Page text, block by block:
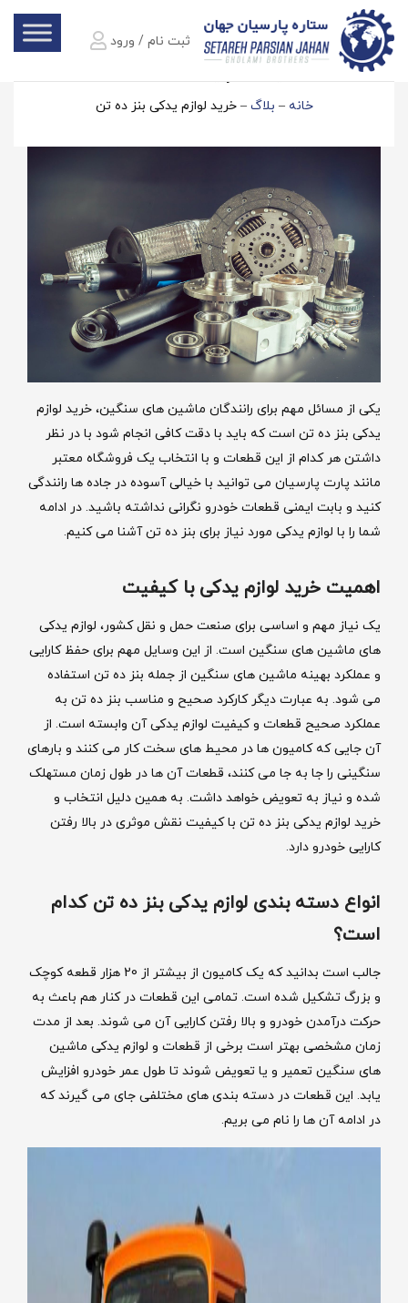
ثبت نام / ورود
خانه – بلاگ –خرید لوازم یدکی بنز ده تن
یکی از مسائل مهم برای رانندگان ماشین های سنگین، خرید لوازم
یدکی بنز ده تن است که باید با دقت کافی انجام شود با در نظر
داشتن هر کدام از این قطعات و با انتخاب یک فروشگاه معتبر
مانند پارت پارسیان می توانید با خیالی آسوده در جاده ها رانندگی
کنید و بابت ایمنی قطعات خودرو نگرانی نداشته باشید. در ادامه
شما را با لوازم یدکی مورد نیاز برای بنز ده تن آشنا می کنیم.
اهمیت خرید لوازم یدکی با کیفیت
یک نیاز مهم و اساسی برای صنعت حمل و نقل کشور، لوازم یدکی
های ماشین های سنگین است. از این وسایل مهم برای حفظ کارایی
و عملکرد بهینه ماشین های سنگین از جمله بنز ده تن استفاده
می شود. به عبارت دیگر کارکرد صحیح و مناسب بنز ده تن به
عملکرد صحیح قطعات و کیفیت لوازم یدکی آن وابسته است. از
آن جایی که کامیون ها در محیط های سخت کار می کنند و بارهای
سنگینی را جا به جا می کنند، قطعات آن ها در طول زمان مستهلک
شده و نیاز به تعویض خواهد داشت. به همین دلیل انتخاب و
خرید لوازم یدکی بنز ده تن با کیفیت نقش موثری در بالا رفتن
کارایی خودرو دارد.
انواع دسته بندی لوازم یدکی بنز ده تن کدام
است؟
جالب است بدانید که یک کامیون از بیشتر از 20 هزار قطعه کوچک
و بزرگ تشکیل شده است. تمامی این قطعات در کنار هم باعث به
حرکت درآمدن خودرو و بالا رفتن کارایی آن می شوند. بعد از مدت
زمان مشخصی بهتر است برخی از قطعات و لوازم یدکی ماشین
های سنگین تعمیر و یا تعویض شوند تا طول عمر خودرو افزایش
یابد. این قطعات در دسته بندی های مختلفی جای می گیرند که
در ادامه آن ها را نام می بریم.